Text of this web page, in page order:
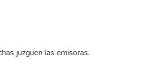
juzguen las emisoras.